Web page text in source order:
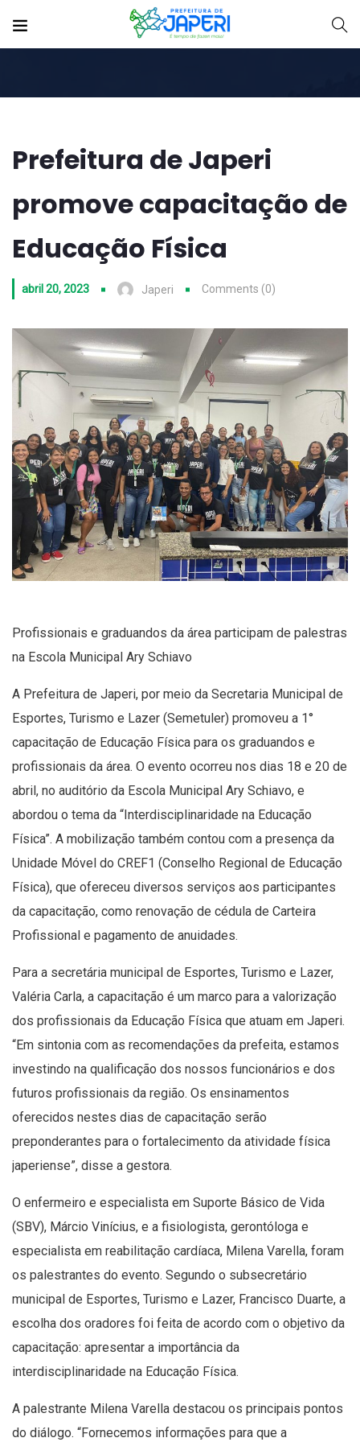
Prefeitura de Japeri
promove capacitação de
Educação Física
abril 20, 2023 Japeri Comments (0)
Profissionais e graduandos da área participam de palestras
na Escola Municipal Ary Schiavo
A Prefeitura de Japeri, por meio da Secretaria Municipal de
Esportes, Turismo e Lazer (Semetuler) promoveu a 1°
capacitação de Educação Física para os graduandos e
profissionais da área. O evento ocorreu nos dias 18 e 20 de
abril, no auditório da Escola Municipal Ary Schiavo, e
abordou o tema da “Interdisciplinaridade na Educação
Física”. A mobilização também contou com a presença da
Unidade Móvel do CREF1 (Conselho Regional de Educação
Física), que ofereceu diversos serviços aos participantes
da capacitação, como renovação de cédula de Carteira
Profissional e pagamento de anuidades.
Para a secretária municipal de Esportes, Turismo e Lazer,
Valéria Carla, a capacitação é um marco para a valorização
dos profissionais da Educação Física que atuam em Japeri.
“Em sintonia com as recomendações da prefeita, estamos
investindo na qualificação dos nossos funcionários e dos
futuros profissionais da região. Os ensinamentos
oferecidos nestes dias de capacitação serão
preponderantes para o fortalecimento da atividade física
japeriense”, disse a gestora.
O enfermeiro e especialista em Suporte Básico de Vida
(SBV), Márcio Vinícius, e a fisiologista, gerontóloga e
especialista em reabilitação cardíaca, Milena Varella, foram
os palestrantes do evento. Segundo o subsecretário
municipal de Esportes, Turismo e Lazer, Francisco Duarte, a
escolha dos oradores foi feita de acordo com o objetivo da
capacitação: apresentar a importância da
interdisciplinaridade na Educação Física.
A palestrante Milena Varella destacou os principais pontos
do diálogo. “Fornecemos informações para que a